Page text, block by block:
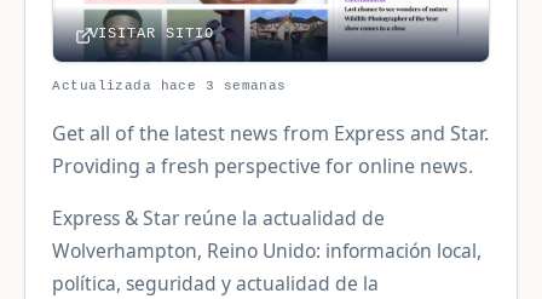
VISITAR SITIO
Actualizada hace 3 semanas
Get all of the latest news from Express and Star.
Providing a fresh perspective for online news.
Express & Star reúne la actualidad de
Wolverhampton, Reino Unido: información local,
política, seguridad y actualidad de la